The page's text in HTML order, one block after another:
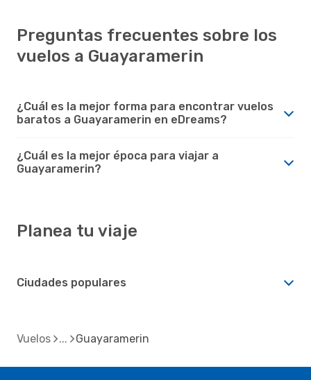
Preguntas frecuentes sobre los
vuelos a Guayaramerin
¿Cuál es la mejor forma para encontrar vuelos
baratos a Guayaramerin en eDreams?
¿Cuál es la mejor época para viajar a
Guayaramerin?
Planea tu viaje
Ciudades populares
Vuelos Guayaramerin